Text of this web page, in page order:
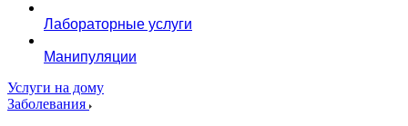
Лабораторные услуги
Манипуляции
Услуги на дому
Заболевания